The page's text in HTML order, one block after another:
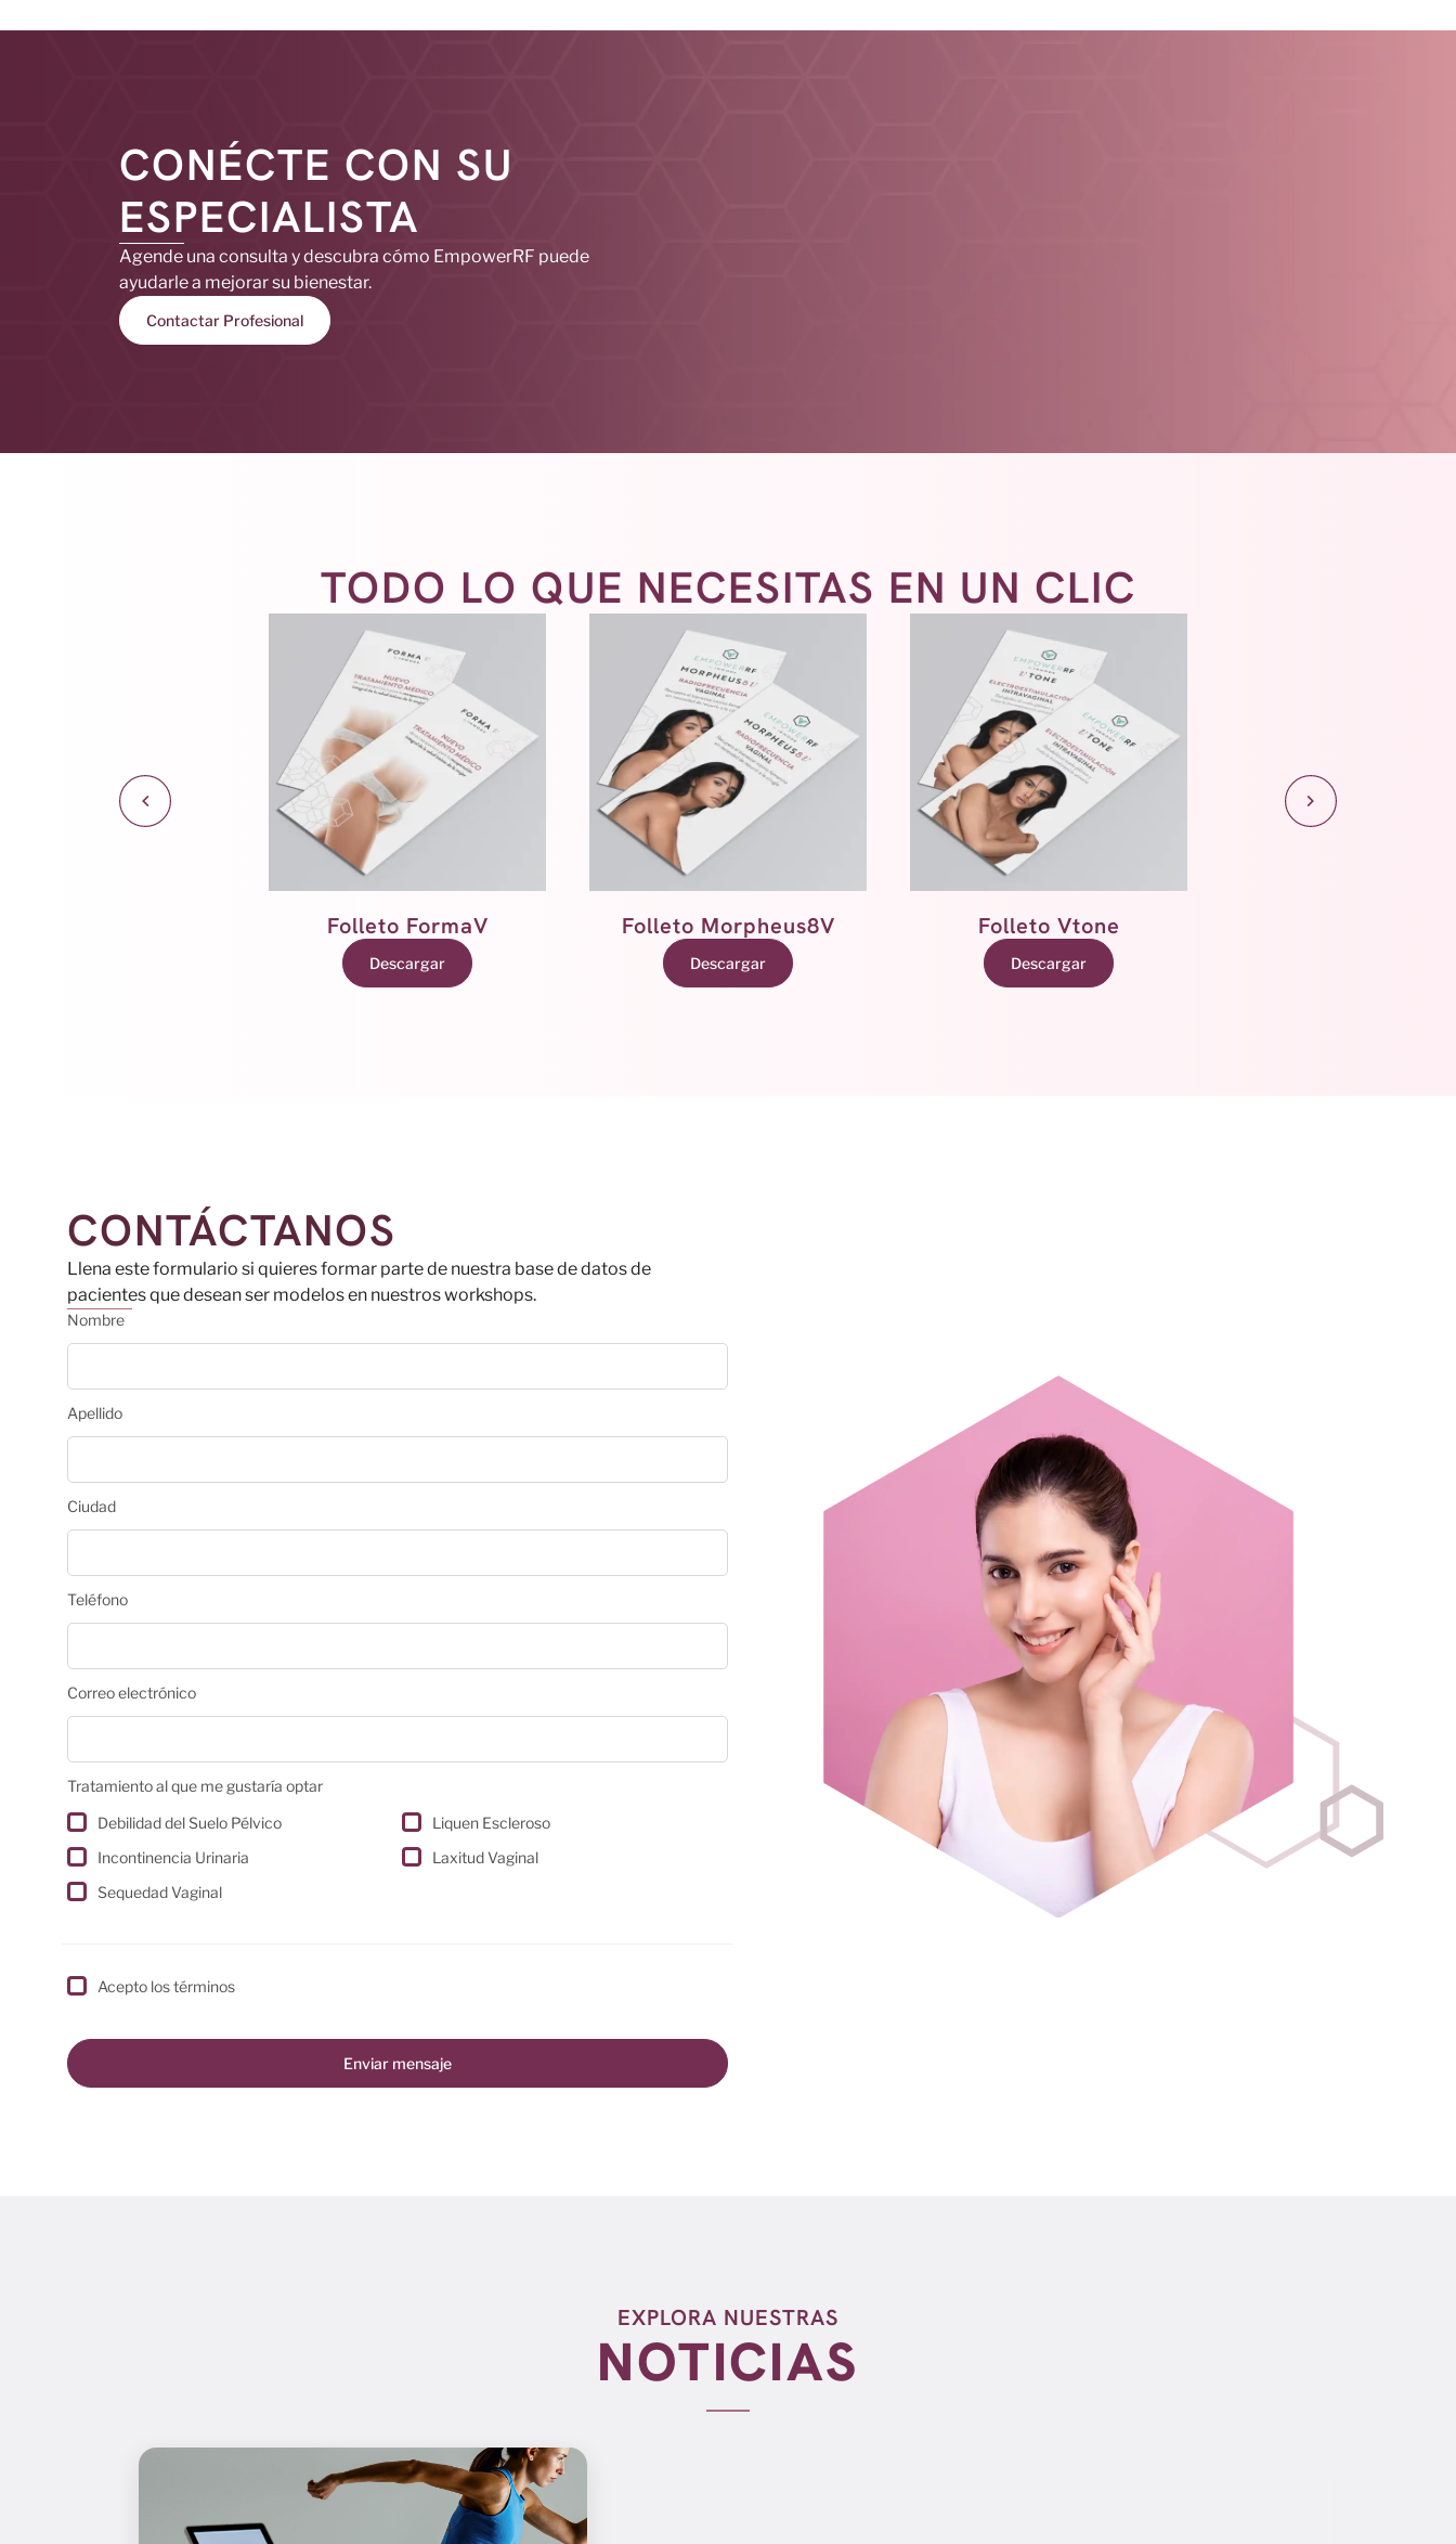
CONÉCTE CON SU
ESPECIALISTA
Agende una consulta y descubra cómo EmpowerRF puede
ayudarle a mejorar su bienestar.
Contactar Profesional
TODO LO QUE NECESITAS EN UN CLIC
Folleto FormaV
Descargar
Folleto Morpheus8V
Descargar
Folleto Vtone
Descargar
CONTÁCTANOS
Llena este formulario si quieres formar parte de nuestra base de datos de
pacientes que desean ser modelos en nuestros workshops.
Nombre
Apellido
Ciudad
Teléfono
Correo electrónico
Tratamiento al que me gustaría optar
Debilidad del Suelo Pélvico
Liquen Escleroso
Incontinencia Urinaria
Laxitud Vaginal
Sequedad Vaginal
Acepto los términos
Enviar mensaje
EXPLORA NUESTRAS
NOTICIAS